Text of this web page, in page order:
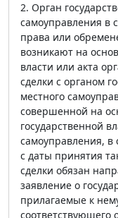
2. Орган
самоуправления в
права или
возникают на
власти или акта
сделки с органом
местного
совершенной на
государственной
самоуправления, в
с даты принятия
сделки обязан
заявление о
прилагаемые к
соответствующего